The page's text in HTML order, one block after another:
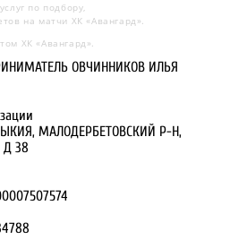
по подбору,
на матчи ХК «Авангард».
ХК «Авангард».
ОВЧИННИКОВ ИЛЬЯ
МАЛОДЕРБЕТОВСКИЙ Р-Н,
Д 38